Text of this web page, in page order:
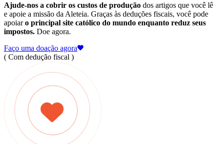
Ajude-nos a cobrir os custos de produção dos artigos que você lê
e apoie a missão da Aleteia. Graças às deduções fiscais, você pode
apoiaro principal site católico do mundo enquanto reduz seus
impostos. Doe agora.
Faço uma doação agora
( Com dedução fiscal )